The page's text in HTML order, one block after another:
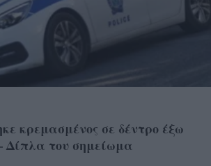
κρεμασμένος σε δέντρο έξω
Δίπλα του σημείωμα